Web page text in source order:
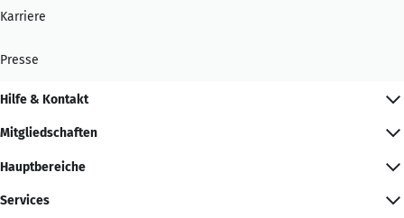
Karriere
Presse
Hilfe & Kontakt
Mitgliedschaften
Hauptbereiche
Services